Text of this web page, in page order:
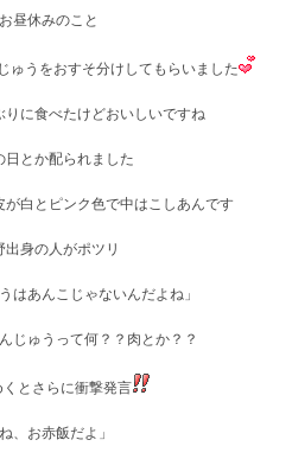
昼休みのこと
ゅうをおすそ分けしてもらいました
に食べたけどおいしいですね
日とか配られました
白とピンク色で中はこしあんです
出身の人がポツリ
はあんこじゃないんだよね」
じゅうって何？？肉とか？？
とさらに衝撃発言
、お赤飯だよ」